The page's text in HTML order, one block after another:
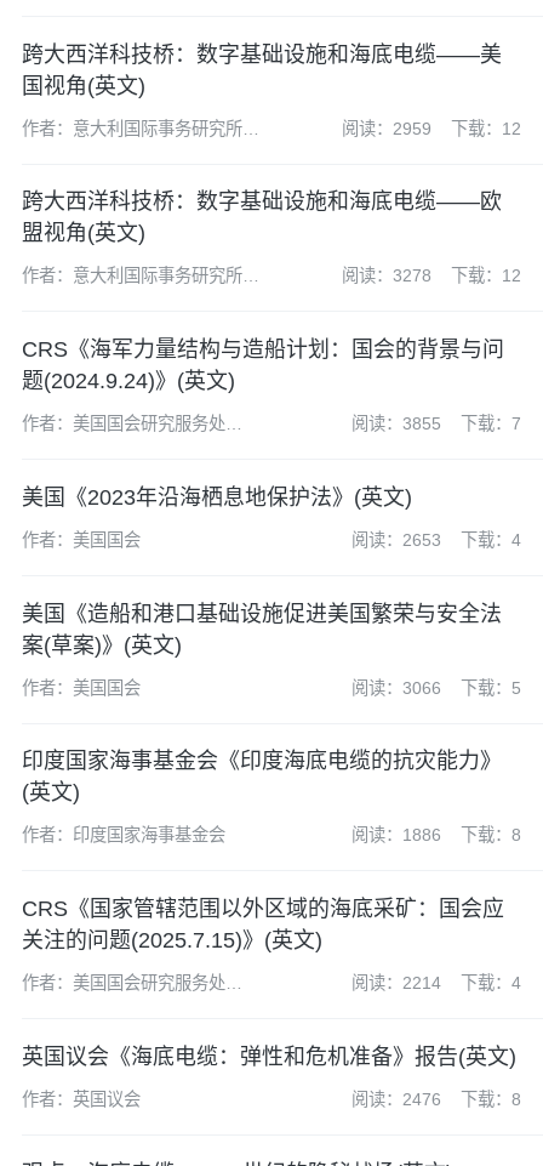
跨大西洋科技桥：数字基础设施和海底电缆——美
国视角(英文)
作者：意大利国际事务研究所
阅读：2959 下载：12
跨大西洋科技桥：数字基础设施和海底电缆——欧
盟视角(英文)
作者：意大利国际事务研究所
阅读：3278 下载：12
CRS《海军力量结构与造船计划：国会的背景与问
题(2024.9.24)》(英文)
作者：美国国会研究服务处
阅读：3855 下载：7
美国《2023年沿海栖息地保护法》(英文)
作者：美国国会 阅读：2653 下载：4
美国《造船和港口基础设施促进美国繁荣与安全法
案(草案)》(英文)
作者：美国国会 阅读：3066 下载：5
印度国家海事基金会《印度海底电缆的抗灾能力》
(英文)
作者：印度国家海事基金会 阅读：1886 下载：8
CRS《国家管辖范围以外区域的海底采矿：国会应
关注的问题(2025.7.15)》(英文)
作者：美国国会研究服务处
阅读：2214 下载：4
英国议会《海底电缆：弹性和危机准备》报告(英文)
作者：英国议会 阅读：2476 下载：8